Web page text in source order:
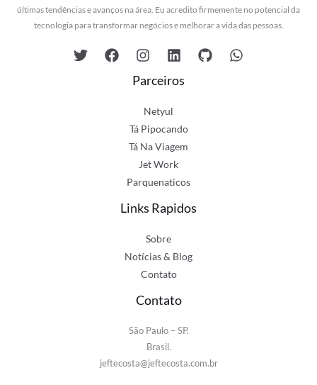
últimas tendências e avanços na área. Eu acredito firmemente no potencial da
tecnologia para transformar negócios e melhorar a vida das pessoas.
Parceiros
Netyul
Tá Pipocando
Tá Na Viagem
Jet Work
Parquenaticos
Links Rapidos
Sobre
Notícias & Blog
Contato
Contato
São Paulo – SP.
Brasil.
jeftecosta@jeftecosta.com.br